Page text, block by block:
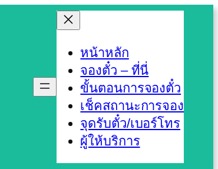
หน้าหลัก
จองตั๋ว – ที่นี่
ขั้นตอนการจองตั๋ว
เช็คสถานะการจอง
จุดรับตั๋ว/เบอร์โทร
ผู้ให้บริการ